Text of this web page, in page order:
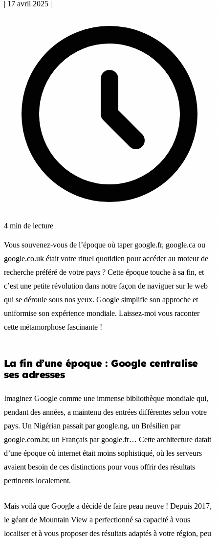
| 17 avril 2025 |
4 min de lecture
Vous souvenez-vous de l’époque où taper google.fr, google.ca ou
google.co.uk était votre rituel quotidien pour accéder au moteur de
recherche préféré de votre pays ? Cette époque touche à sa fin, et
c’est une petite révolution dans notre façon de naviguer sur le web
qui se déroule sous nos yeux. Google simplifie son approche et
uniformise son expérience mondiale. Laissez-moi vous raconter
cette métamorphose fascinante !
La fin d’une époque : Google centralise
ses adresses
Imaginez Google comme une immense bibliothèque mondiale qui,
pendant des années, a maintenu des entrées différentes selon votre
pays. Un Nigérian passait par google.ng, un Brésilien par
google.com.br, un Français par google.fr… Cette architecture datait
d’une époque où internet était moins sophistiqué, où les serveurs
avaient besoin de ces distinctions pour vous offrir des résultats
pertinents localement.
Mais voilà que Google a décidé de faire peau neuve ! Depuis 2017,
le géant de Mountain View a perfectionné sa capacité à vous
localiser et à vous proposer des résultats adaptés à votre région, peu